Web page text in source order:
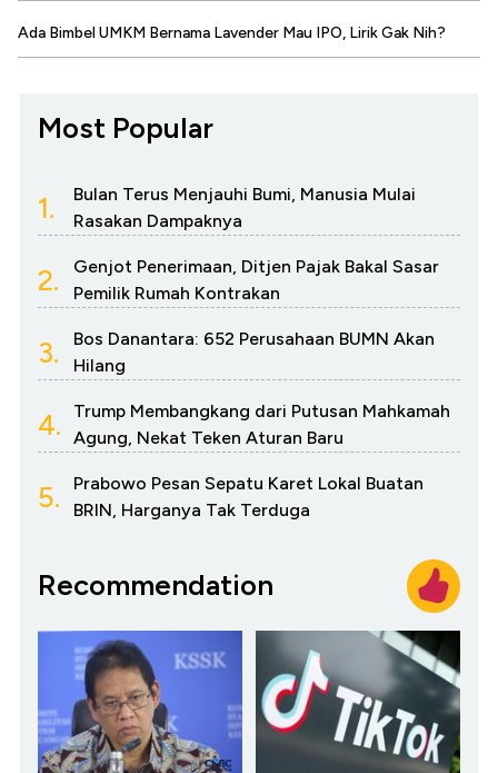
Ada Bimbel UMKM Bernama Lavender Mau IPO, Lirik Gak Nih?
Most Popular
1.
Bulan Terus Menjauhi Bumi, Manusia Mulai
Rasakan Dampaknya
2.
Genjot Penerimaan, Ditjen Pajak Bakal Sasar
Pemilik Rumah Kontrakan
3.
Bos Danantara: 652 Perusahaan BUMN Akan
Hilang
4.
Trump Membangkang dari Putusan Mahkamah
Agung, Nekat Teken Aturan Baru
5.
Prabowo Pesan Sepatu Karet Lokal Buatan
BRIN, Harganya Tak Terduga
Recommendation